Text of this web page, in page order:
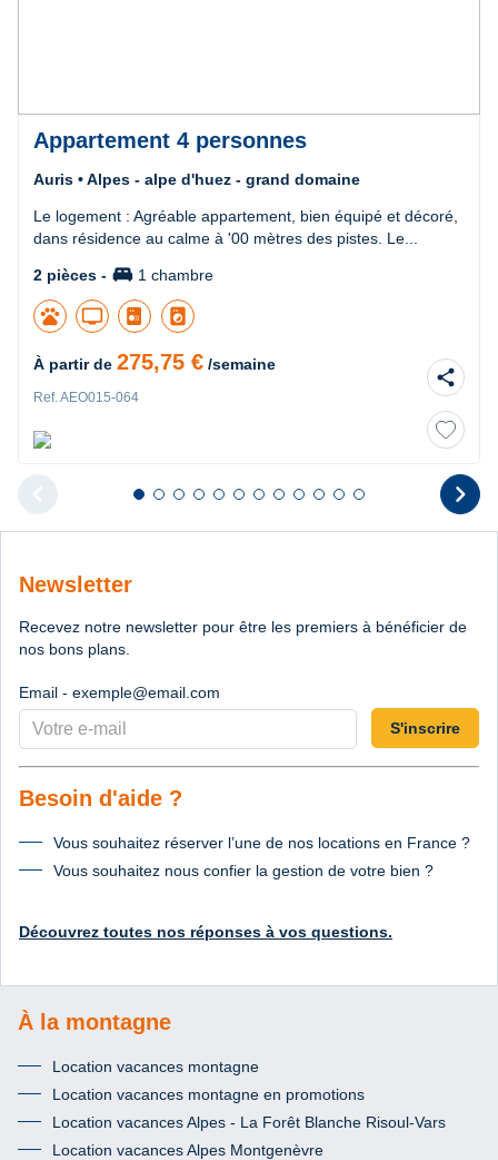
Diapositive
Appartement 4 personnes
Auris • Alpes - alpe d'huez - grand domaine
Le logement : Agréable appartement, bien équipé et décoré,
dans résidence au calme à '00 mètres des pistes. Le...
2 pièces - king_bed 1 chambre
pets tv local_laundry_service
À partir de 275,75 € /semaine
Ref. AEO015-064
share
chevron_right
Diapositive 1 sur 12
Diapositive 2 sur 12
Diapositive 3 sur 12
Diapositive 4 sur 12
Diapositive 5 sur 12
Diapositive 6 sur 12
Diapositive 7 sur 12
Diapositive 8 sur 12
Diapositive 9 sur 12
Diapositive 10 sur 12
Diapositive 11 sur 12
Diapositive 12 sur
Newsletter
Recevez notre newsletter pour être les premiers à bénéficier de
nos bons plans.
Email - exemple@email.com
S'inscrire
Besoin d'aide ?
Vous souhaitez réserver l’une de nos locations en France ?
Vous souhaitez nous confier la gestion de votre bien ?
Découvrez toutes nos réponses à vos questions.
À la montagne
Location vacances montagne
Location vacances montagne en promotions
Location vacances Alpes - La Forêt Blanche Risoul-Vars
Location vacances Alpes Montgenèvre